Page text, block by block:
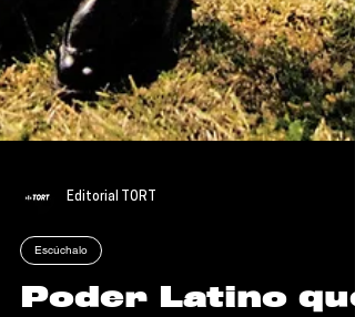
Editorial TORT
Escúchalo